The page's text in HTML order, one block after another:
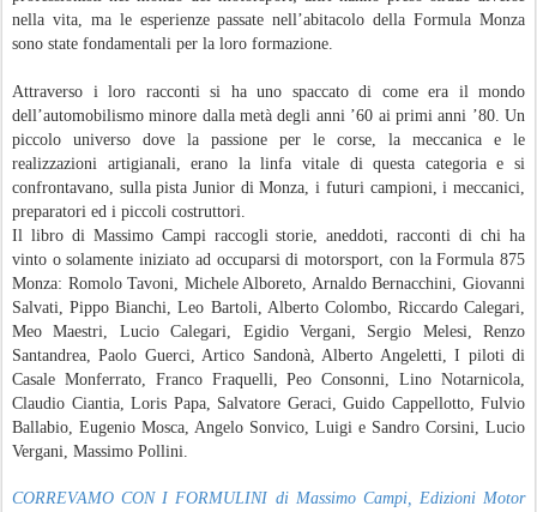
nella vita, ma le esperienze passate nell’abitacolo della Formula Monza
sono state fondamentali per la loro formazione.
Attraverso i loro racconti si ha uno spaccato di come era il mondo
dell’automobilismo minore dalla metà degli anni ’60 ai primi anni ’80. Un
piccolo universo dove la passione per le corse, la meccanica e le
realizzazioni artigianali, erano la linfa vitale di questa categoria e si
confrontavano, sulla pista Junior di Monza, i futuri campioni, i meccanici,
preparatori ed i piccoli costruttori.
Il libro di Massimo Campi raccogli storie, aneddoti, racconti di chi ha
vinto o solamente iniziato ad occuparsi di motorsport, con la Formula 875
Monza: Romolo Tavoni, Michele Alboreto, Arnaldo Bernacchini, Giovanni
Salvati, Pippo Bianchi, Leo Bartoli, Alberto Colombo, Riccardo Calegari,
Meo Maestri, Lucio Calegari, Egidio Vergani, Sergio Melesi, Renzo
Santandrea, Paolo Guerci, Artico Sandonà, Alberto Angeletti, I piloti di
Casale Monferrato, Franco Fraquelli, Peo Consonni, Lino Notarnicola,
Claudio Ciantia, Loris Papa, Salvatore Geraci, Guido Cappellotto, Fulvio
Ballabio, Eugenio Mosca, Angelo Sonvico, Luigi e Sandro Corsini, Lucio
Vergani, Massimo Pollini.
CORREVAMO CON I FORMULINI di Massimo Campi, Edizioni Motor